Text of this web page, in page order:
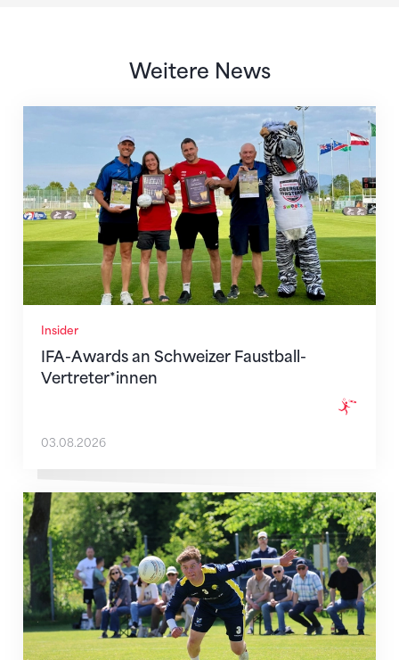
Weitere News
Insider
IFA-Awards an Schweizer Faustball-
Vertreter*innen
IFA-Awards an Schweizer Faustball-Vertreter*innen
03.08.2026
Qualifikationssieg für Affeltrangen, Diepoldsau muss